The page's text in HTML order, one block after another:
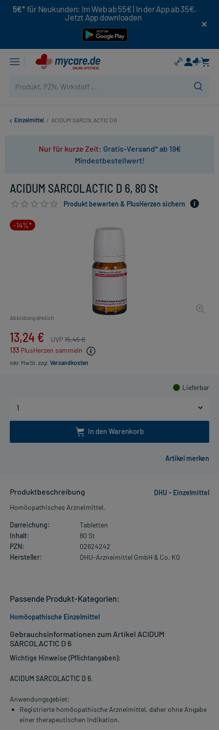
5€* für Neukunden: Im Web ab 55€ | In der App ab 35€.
Jetzt App downloaden
Einzelmittel / ACIDUM SARCOLACTIC D 6
Nur für kurze Zeit: Gratis-Versand* ab 19€
Mindestbestellwert!
ACIDUM SARCOLACTIC D 6, 80 St
Produkt bewerten & PlusHerzen sichern
-14%*
Abbildung ähnlich
13,24 € UVP15,45 €
133 PlusHerzen sammeln
inkl. MwSt. zzgl. Versandkosten
Lieferbar
In den Warenkorb
Produktbeschreibung
DHU - Einzelmittel
Homöopathisches Arzneimittel.
Darreichung:
Tabletten
Inhalt:
80 St
PZN:
02624242
Hersteller:
DHU-Arzneimittel GmbH & Co. KG
Gebrauchsinformationen zum Artikel ACIDUM
SARCOLACTIC D 6
Wichtige Hinweise (Pflichtangaben):
ACIDUM SARCOLACTIC D 6.
Anwendungsgebiet:
Registrierte homöopathische Arzneimittel, daher ohne Angabe
einer therapeutischen Indikation.
Passende Produkt-Kategorien:
Homöopathische Einzelmittel